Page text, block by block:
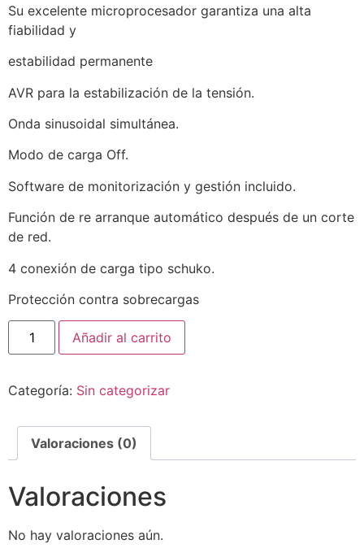
Su excelente microprocesador garantiza una alta
fiabilidad y
estabilidad permanente
AVR para la estabilización de la tensión.
Onda sinusoidal simultánea.
Modo de carga Off.
Software de monitorización y gestión incluido.
Función de re arranque automático después de un corte
de red.
4 conexión de carga tipo schuko.
Protección contra sobrecargas
Añadir al carrito
Categoría: Sin categorizar
Valoraciones (0)
Valoraciones
No hay valoraciones aún.